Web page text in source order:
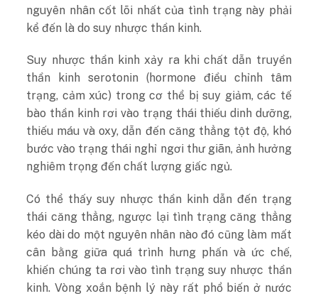
nguyên nhân cốt lõi nhất của tình trạng này phải
kể đến là do suy nhược thần kinh.
Suy nhược thần kinh xảy ra khi chất dẫn truyền
thần kinh serotonin (hormone điều chỉnh tâm
trạng, cảm xúc) trong cơ thể bị suy giảm, các tế
bào thần kinh rơi vào trạng thái thiếu dinh dưỡng,
thiếu máu và oxy, dẫn đến căng thẳng tột độ, khó
bước vào trạng thái nghỉ ngơi thư giãn, ảnh hưởng
nghiêm trọng đến chất lượng giấc ngủ.
Có thể thấy suy nhược thần kinh dẫn đến trạng
thái căng thẳng, ngược lại tình trạng căng thẳng
kéo dài do một nguyên nhân nào đó cũng làm mất
cân bằng giữa quá trình hưng phấn và ức chế,
khiến chúng ta rơi vào tình trạng suy nhược thần
kinh. Vòng xoắn bệnh lý này rất phổ biến ở nước